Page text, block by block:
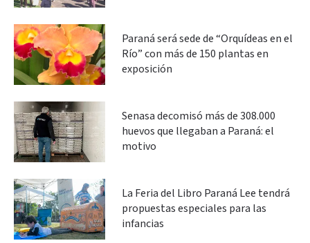
Paraná será sede de “Orquídeas en el
Río” con más de 150 plantas en
exposición
Senasa decomisó más de 308.000
huevos que llegaban a Paraná: el
motivo
La Feria del Libro Paraná Lee tendrá
propuestas especiales para las
infancias